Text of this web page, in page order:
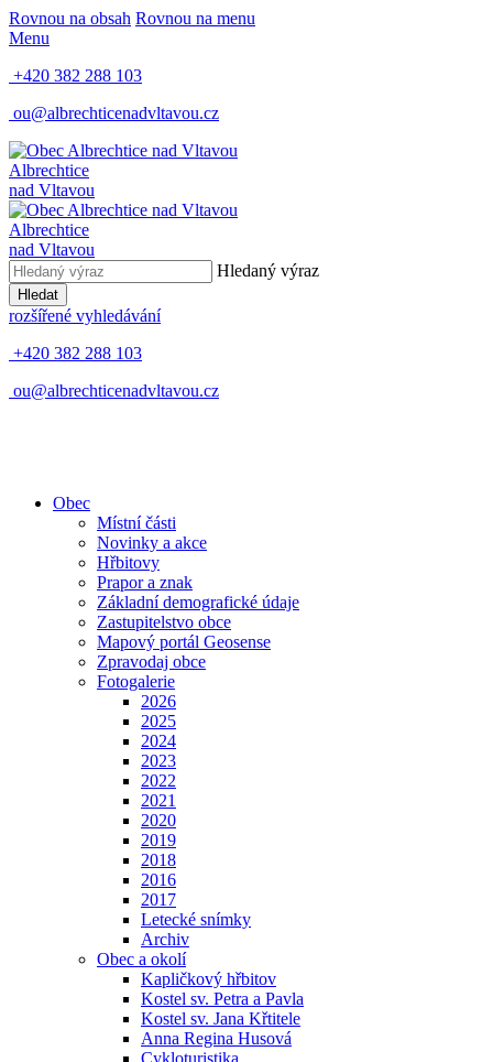
Rovnou na obsah Rovnou na menu
Menu
+420 382 288 103
ou@albrechticenadvltavou.cz
Albrechtice
nad Vltavou
Albrechtice
nad Vltavou
Hledaný výraz
Hledat
rozšířené vyhledávání
+420 382 288 103
ou@albrechticenadvltavou.cz
Obec
Místní části
Novinky a akce
Hřbitovy
Prapor a znak
Základní demografické údaje
Zastupitelstvo obce
Mapový portál Geosense
Zpravodaj obce
Fotogalerie
2026
2025
2024
2023
2022
2021
2020
2019
2018
2016
2017
Letecké snímky
Archiv
Obec a okolí
Kapličkový hřbitov
Kostel sv. Petra a Pavla
Kostel sv. Jana Křtitele
Anna Regina Husová
Cykloturistika